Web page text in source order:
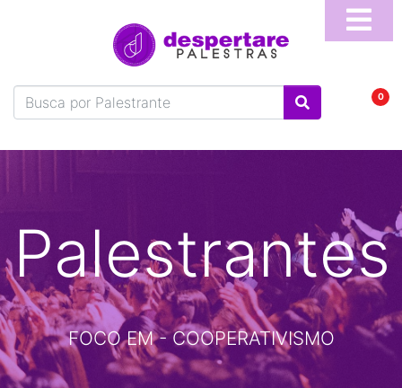
Sobre
Perguntas
Fale
Conosco
Temas
Palestrantes
Programa
0
Palestrantes
FOCO EM - COOPERATIVISMO